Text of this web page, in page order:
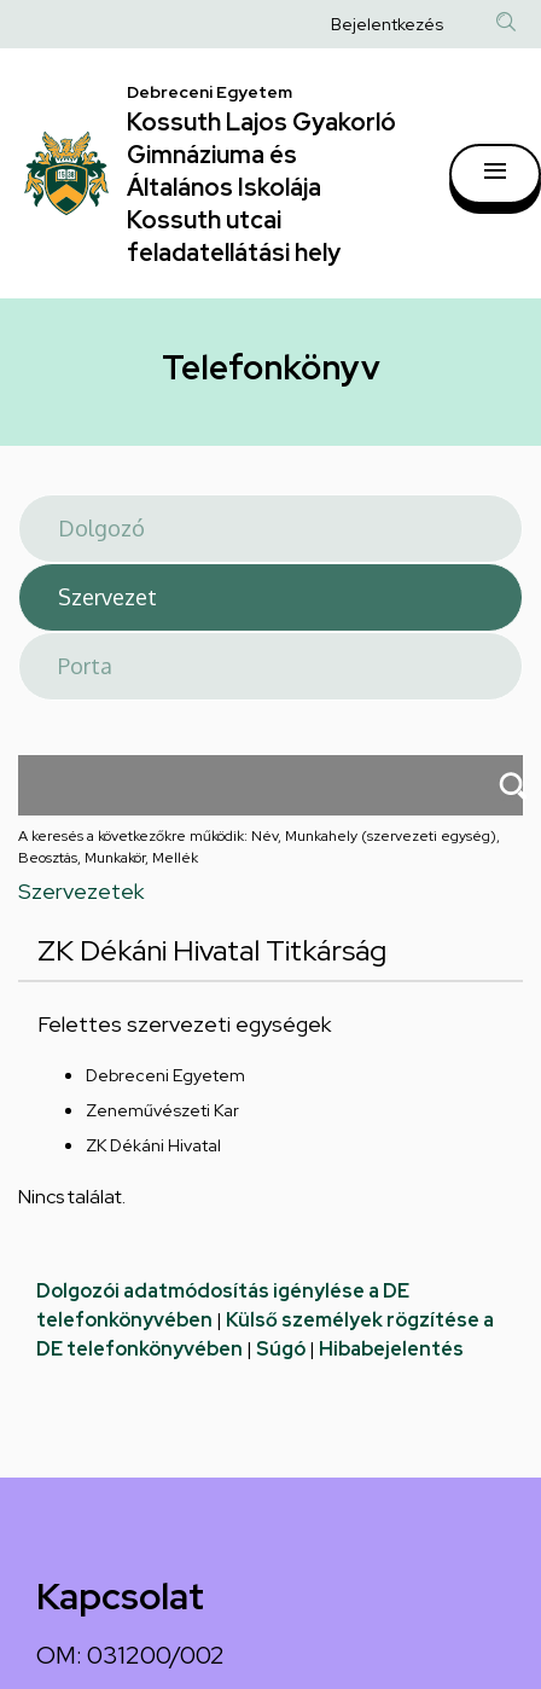
|
Kossuth
Lajos
Gyakorló
Gimnáziuma
Általános
hely
a
Anonim
fiók
Bejelentkezés
Debreceni Egyetem
Kossuth Lajos Gyakorló
Gimnáziuma és
Általános Iskolája
Kossuth utcai
feladatellátási hely
Telefonkönyv
A keresés a következőkre működik: Név, Munkahely (szervezeti egység),
Beosztás, Munkakör, Mellék
Szervezetek
ZK Dékáni Hivatal Titkárság
Felettes szervezeti egységek
Debreceni Egyetem
Zeneművészeti Kar
ZK Dékáni Hivatal
Nincs találat.
Dolgozói adatmódosítás igénylése a DE
telefonkönyvében | Külső személyek rögzítése a
DE telefonkönyvében | Súgó| Hibabejelentés
Kapcsolat
OM: 031200/002